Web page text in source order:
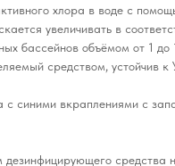
хлора в воде с
увеличивать в
бассейнов объёмом от 1
средством, устойчив
с синими вкраплениями с
средства